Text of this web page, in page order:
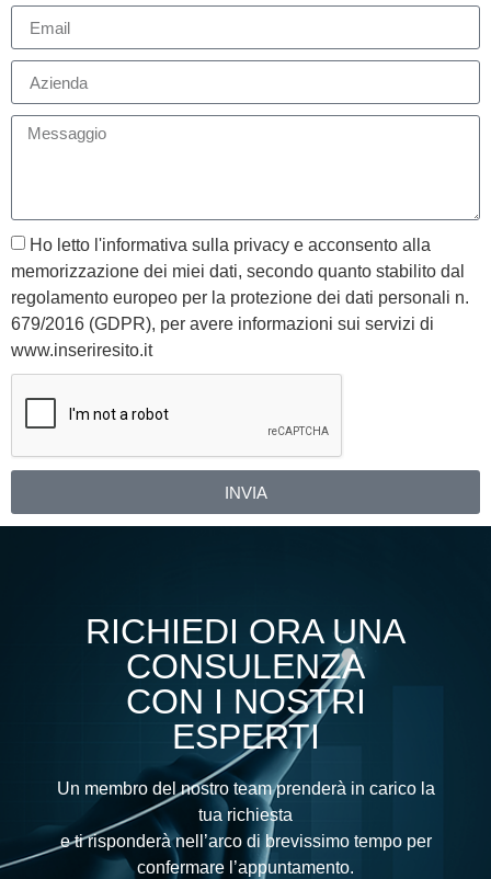
Ho letto l'informativa sulla privacy e acconsento alla
memorizzazione dei miei dati, secondo quanto stabilito dal
regolamento europeo per la protezione dei dati personali n.
679/2016 (GDPR), per avere informazioni sui servizi di
www.inseriresito.it
INVIA
Alternative:
RICHIEDI ORA UNA
CONSULENZA
CON I NOSTRI
ESPERTI
Un membro del nostro team prenderà in carico la
tua richiesta
e ti risponderà nell’arco di brevissimo tempo per
confermare l’appuntamento.